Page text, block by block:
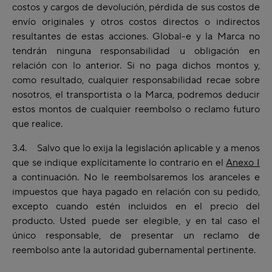
costos y cargos de devolución, pérdida de sus costos de
envío originales y otros costos directos o indirectos
resultantes de estas acciones. Global-e y la Marca no
tendrán ninguna responsabilidad u obligación en
relación con lo anterior. Si no paga dichos montos y,
como resultado, cualquier responsabilidad recae sobre
nosotros, el transportista o la Marca, podremos deducir
estos montos de cualquier reembolso o reclamo futuro
que realice.
3.4. Salvo que lo exija la legislación aplicable y a menos
que se indique explícitamente lo contrario en elAnexo I
a continuación. No le reembolsaremos los aranceles e
impuestos que haya pagado en relación con su pedido,
excepto cuando estén incluidos en el precio del
producto. Usted puede ser elegible, y en tal caso el
único responsable, de presentar un reclamo de
reembolso ante la autoridad gubernamental pertinente.